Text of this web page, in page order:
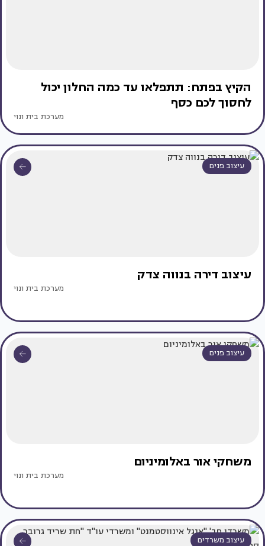
הקיץ בפתח: תתפלאו עד כמה החלון יכול
לחסוך לכם כסף
מערכת בית ונוי
עיצוב פנים
עיצוב דירה בנווה צדק
מערכת בית ונוי
עיצוב פנים
משחקי אור באלומיניום
מערכת בית ונוי
עיצוב משרדים